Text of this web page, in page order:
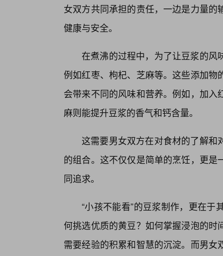
女双方共同承担的责任，一边是力量
健康与安全。
在煮沸的过程中，为了让豆浆的风
例如红枣、枸杞、芝麻等。这些添加
会带来不同的风味和营养。例如，加
麻则能提升豆浆的香气和钙含量。
这需要男女双方在对食材的了解
的组合。这不仅仅是简单的烹饪，更
同追求。
“小孩不能看”的豆浆制作，更在
何挑选优质的黄豆？如何掌握浸泡的
需要经验的积累和智慧的沉淀。而男